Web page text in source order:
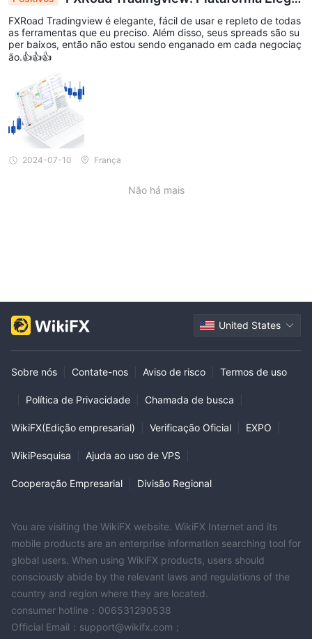
nte, Spreads Ajustados, Delícia do Trader!
FXRoad Tradingview é elegante, fácil de usar e repleto de todas
as ferramentas que eu preciso. Além disso, seus spreads são su
per baixos, então não estou sendo enganado em cada negociaç
ão.👍👍👍
2024-07-10 França
Não há mais
United States
Sobre nós Contate-nos Aviso de risco Termos de uso
Política de Privacidade Chamada de busca
WikiFX(Edição empresarial) Verificação Oficial EXPO
WikiPesquisa Ajuda ao uso de VPS
Cooperação Empresarial Divisão Regional
You are visiting the WikiFX website. WikiFX Internet and its
mobile products are an enterprise information searching tool for
global users. When using WikiFX products, users should
consciously abide by the relevant laws and regulations of the
country and region where they are located.
consumer hotline：006531290538
Official Email：support@wikifx.com；